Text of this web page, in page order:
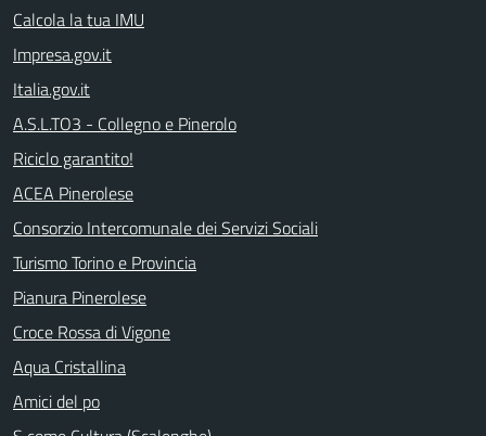
Calcola la tua IMU
Impresa.gov.it
Italia.gov.it
A.S.L.TO3 - Collegno e Pinerolo
Riciclo garantito!
ACEA Pinerolese
Consorzio Intercomunale dei Servizi Sociali
Turismo Torino e Provincia
Pianura Pinerolese
Croce Rossa di Vigone
Aqua Cristallina
Amici del po